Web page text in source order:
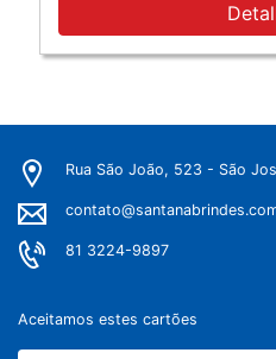
Rua São João, 523 - São
81 3224-9897
Aceitamos estes cartões